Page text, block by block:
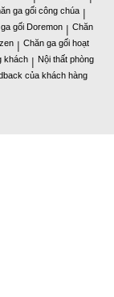
ga gối công chúa |
gối Doremon | Chăn
| Chăn ga gối hoạt
khách | Nội thất phòng
của khách hàng